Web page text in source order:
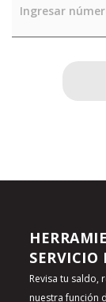
Ingresar
Revisa tu saldo,
nuestra función